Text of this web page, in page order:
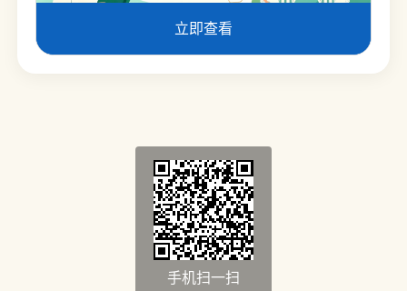
立即查看
手机扫一扫